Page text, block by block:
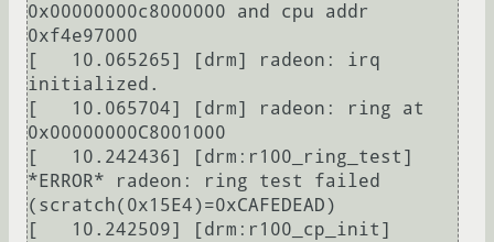
0x00000000c8000000 and cpu addr
0xf4e97000
[   10.065265] [drm] radeon: irq
initialized.
[   10.065704] [drm] radeon: ring at
0x00000000C8001000
[   10.242436] [drm:r100_ring_test]
*ERROR* radeon: ring test failed
(scratch(0x15E4)=0xCAFEDEAD)
[   10.242509] [drm:r100_cp_init]